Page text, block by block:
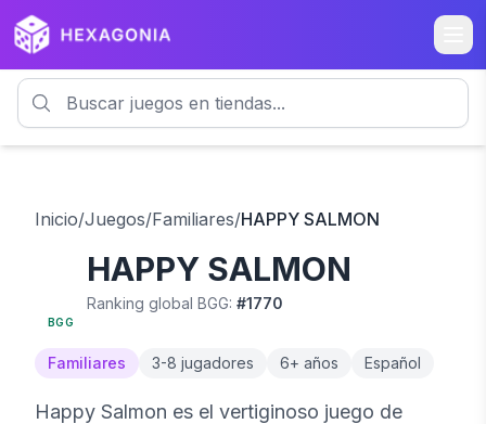
Inicio/Juegos/Familiares/HAPPY SALMON
BGG
HAPPY SALMON
Ranking global BGG: #1770
Familiares 3-8 jugadores 6+ años Español
Happy Salmon es el vertiginoso juego de